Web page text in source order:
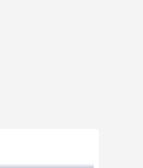
束儀喜獲指定國寶